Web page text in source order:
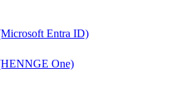
Entra ID)
One)